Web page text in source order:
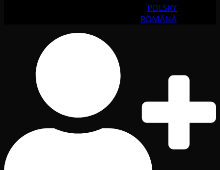
POLSKY
ROMÂNĂ